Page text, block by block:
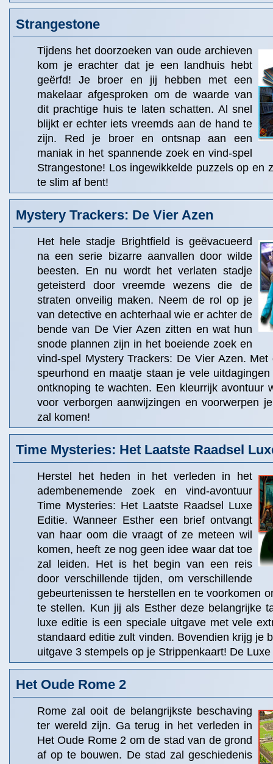
Strangestone
Tijdens het doorzoeken van oude archieven
kom je erachter dat je een landhuis hebt
geërfd! Je broer en jij hebben met een
makelaar afgesproken om de waarde van
dit prachtige huis te laten schatten. Al snel
blijkt er echter iets vreemds aan de hand te
zijn. Red je broer en ontsnap aan een
maniak in het spannende zoek en vind-spel
Strangestone! Los ingewikkelde puzzels op en
te slim af bent!
Mystery Trackers: De Vier Azen
Het hele stadje Brightfield is geëvacueerd
na een serie bizarre aanvallen door wilde
beesten. En nu wordt het verlaten stadje
geteisterd door vreemde wezens die de
straten onveilig maken. Neem de rol op je
van detective en achterhaal wie er achter de
bende van De Vier Azen zitten en wat hun
snode plannen zijn in het boeiende zoek en
vind-spel Mystery Trackers: De Vier Azen.
speurhond en maatje staan je vele
ontknoping te wachten. Een kleurrijk avontuur
voor verborgen aanwijzingen en voorwerpen
zal komen!
Time Mysteries: Het Laatste Raadsel
Herstel het heden in het verleden in het
adembenemende zoek en vind-avontuur
Time Mysteries: Het Laatste Raadsel Luxe
Editie. Wanneer Esther een brief ontvangt
van haar oom die vraagt of ze meteen wil
komen, heeft ze nog geen idee waar dat toe
zal leiden. Het is het begin van een reis
door verschillende tijden, om verschillende
gebeurtenissen te herstellen en te voorkomen
te stellen. Kun jij als Esther deze belangrijke
luxe editie is een speciale uitgave met vele
standaard editie zult vinden. Bovendien krijg je
uitgave 3 stempels op je Strippenkaart! De
Het Oude Rome 2
Rome zal ooit de belangrijkste beschaving
ter wereld zijn. Ga terug in het verleden in
Het Oude Rome 2 om de stad van de grond
af op te bouwen. De stad zal geschiedenis